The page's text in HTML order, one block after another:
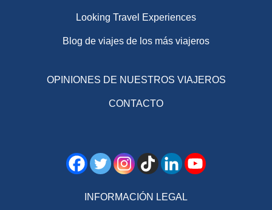
Looking Travel Experiences
Blog de viajes de los más viajeros
OPINIONES DE NUESTROS VIAJEROS
CONTACTO
INFORMACIÓN LEGAL